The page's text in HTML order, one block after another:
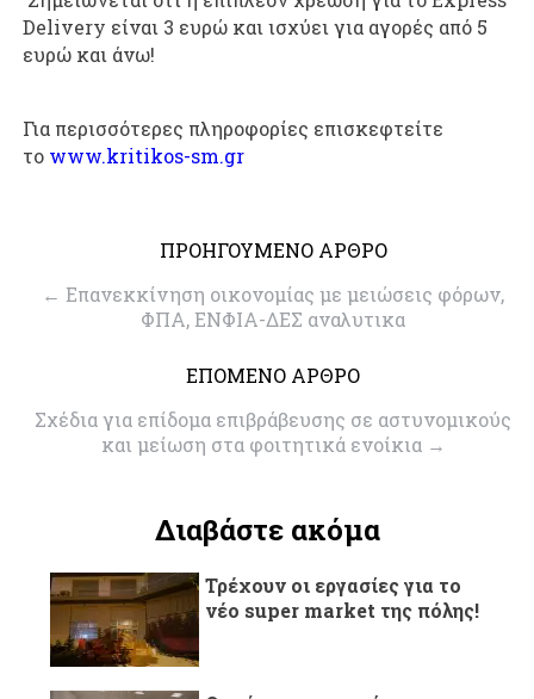
Delivery είναι 3 ευρώ και ισχύει για αγορές από 5
ευρώ και άνω!
Για περισσότερες πληροφορίες επισκεφτείτε
το www.kritikos-sm.gr
ΠΡΟΗΓΟΥΜΕΝΟ ΑΡΘΡΟ
← Επανεκκίνηση οικονομίας με μειώσεις φόρων,
ΦΠΑ, ΕΝΦΙΑ-ΔΕΣ αναλυτικα
ΕΠΟΜΕΝΟ ΑΡΘΡΟ
Σχέδια για επίδομα επιβράβευσης σε αστυνομικούς
και μείωση στα φοιτητικά ενοίκια →
Διαβάστε ακόμα
Τρέχουν οι εργασίες για το
νέο super market της πόλης!